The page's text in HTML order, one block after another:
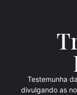
Testemunha
divulgando as